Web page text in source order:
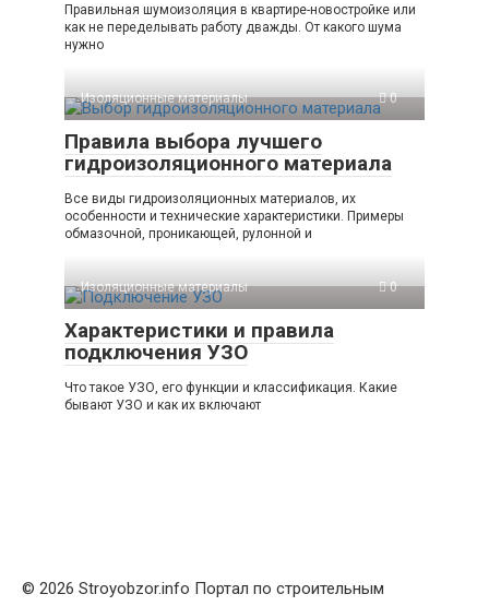
Правильная шумоизоляция в квартире-новостройке или
как не переделывать работу дважды. От какого шума
нужно
Изоляционные материалы 0
Правила выбора лучшего
гидроизоляционного материала
Все виды гидроизоляционных материалов, их
особенности и технические характеристики. Примеры
обмазочной, проникающей, рулонной и
Изоляционные материалы 0
Характеристики и правила
подключения УЗО
Что такое УЗО, его функции и классификация. Какие
бывают УЗО и как их включают
© 2026 Stroyobzor.info Портал по строительным